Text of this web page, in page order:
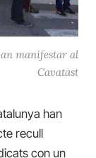
manifestar al
Cavatast
han
recull
con un